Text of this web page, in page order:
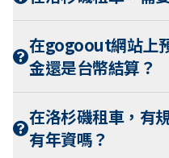
在gogoout網站上
金還是台幣結算？
在洛杉磯租車，有
有年資嗎？